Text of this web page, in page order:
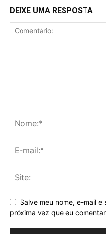
DEIXE UMA RESPOSTA
Salve meu nome, e-mail
próxima vez que eu comentar.